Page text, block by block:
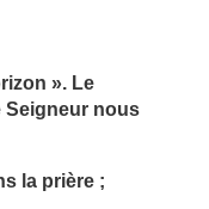
». Le
Seigneur nous
la prière ;